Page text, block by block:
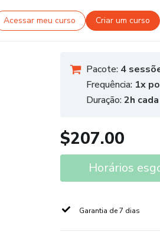
Acessar meu curso Criar um curso
Pacote: 4
Frequência: 1x
Duração:2h cada
$207.00
Horários
Garantia de 7 dias